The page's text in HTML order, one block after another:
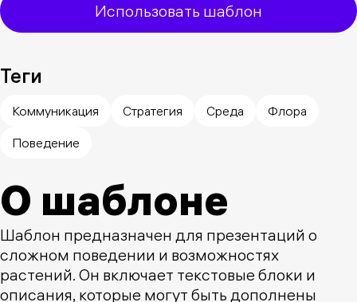
Использовать шаблон
Теги
Коммуникация Стратегия Среда
Флора
Поведение
О шаблоне
Шаблон предназначен для презентаций о
сложном поведении и возможностях
растений. Он включает текстовые блоки и
описания, которые могут быть дополнены